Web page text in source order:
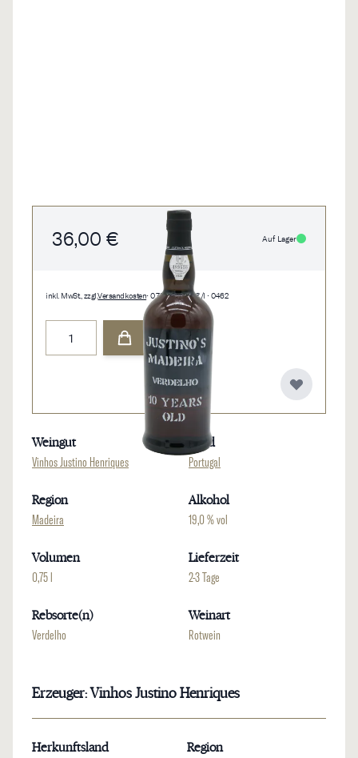
36,00 € Auf Lager
inkl. MwSt., zzgl.Versandkosten• 0,75 l • 48,00 €/l • 0462
Weingut
Vinhos Justino Henriques
Land
Portugal
Region
Madeira
Alkohol
19,0 % vol
Volumen
0,75 l
Lieferzeit
2-3 Tage
Rebsorte(n)
Verdelho
Weinart
Rotwein
Erzeuger: Vinhos Justino Henriques
Herkunftsland Region